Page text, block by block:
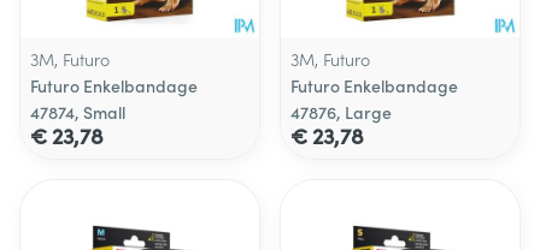
3M, Futuro
Futuro Enkelbandage
47874, Small
€ 23,78
3M, Futuro
Futuro Enkelbandage
47876, Large
€ 23,78